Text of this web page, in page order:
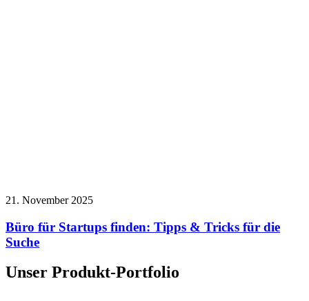
21. November 2025
Büro für Startups finden: Tipps & Tricks für die
Suche
Unser Produkt-Portfolio